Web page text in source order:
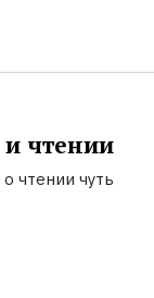
и чтении
чтении чуть